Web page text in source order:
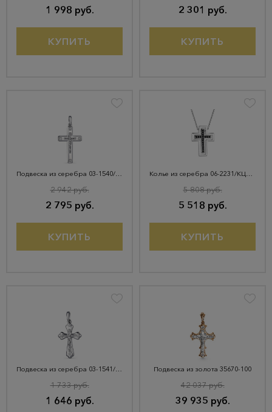
1 998 руб.
КУПИТЬ
2 301 руб.
КУПИТЬ
Подвеска из серебра 03-1540/00КЦ-00
2 795 руб.
2 942 руб.
КУПИТЬ
Колье из серебра 06-2231/КЦ10-17
5 518 руб.
5 808 руб.
КУПИТЬ
Подвеска из серебра 03-1541/00КЦ-00
1 646 руб.
1 733 руб.
Подвеска из золота 35670-100
39 935 руб.
42 037 руб.